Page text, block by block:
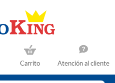
Carrito Atención al cliente